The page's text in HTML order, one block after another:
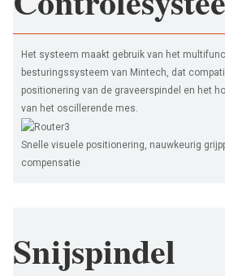
Het systeem maakt gebruik van het
besturingssysteem van Mintech, dat
positionering van de graveerspindel en het
van het oscillerende mes.
Snelle visuele positionering, nauwkeurig
compensatie
Snijspindel